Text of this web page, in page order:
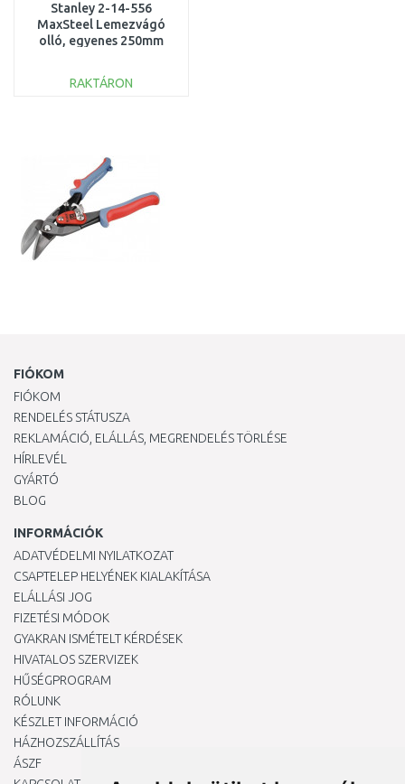
Stanley 2-14-556
MaxSteel Lemezvágó
olló, egyenes 250mm
RAKTÁRON
FIÓKOM
FIÓKOM
RENDELÉS STÁTUSZA
REKLAMÁCIÓ, ELÁLLÁS, MEGRENDELÉS TÖRLÉSE
HÍRLEVÉL
GYÁRTÓ
BLOG
INFORMÁCIÓK
ADATVÉDELMI NYILATKOZAT
CSAPTELEP HELYÉNEK KIALAKÍTÁSA
ELÁLLÁSI JOG
FIZETÉSI MÓDOK
GYAKRAN ISMÉTELT KÉRDÉSEK
HIVATALOS SZERVIZEK
HŰSÉGPROGRAM
RÓLUNK
KÉSZLET INFORMÁCIÓ
HÁZHOZSZÁLLÍTÁS
ÁSZF